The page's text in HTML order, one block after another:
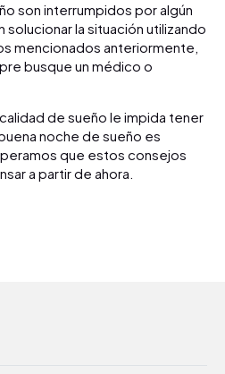
son interrumpidos por algún
la situación utilizando
mencionados anteriormente,
busque un médico o
de sueño le impida tener
noche de sueño es
que estos consejos
a partir de ahora.